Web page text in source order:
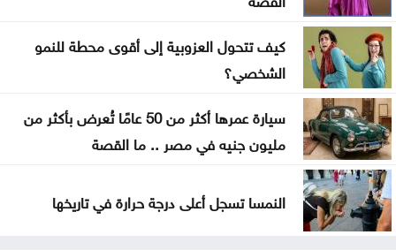
بالقدس
كيف تتحول العزوبية إلى أقوى محطة للنمو
الشخصي؟
سيارة عمرها أكثر من 50 عامًا تُعرض بأكثر من
مليون جنيه في مصر .. ما القصة
النمسا تسجل أعلى درجة حرارة في تاريخها